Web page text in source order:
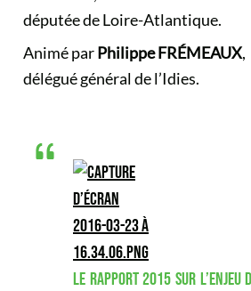
députée de Loire-Atlantique.
Animé parPhilippe FRÉMEAUX,
délégué général de l’Idies.
LE RAPPORT 2015 SUR L’ENJEU